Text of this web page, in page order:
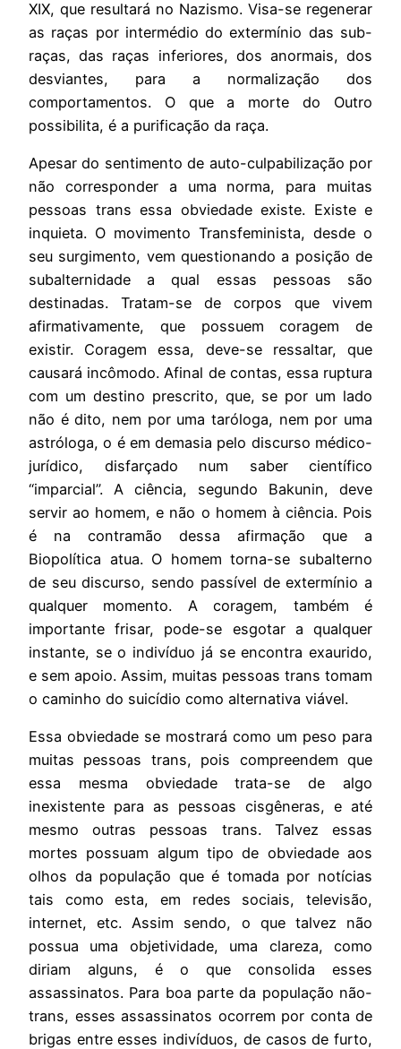
XIX, que resultará no Nazismo. Visa-se regenerar
as raças por intermédio do extermínio das sub-
raças, das raças inferiores, dos anormais, dos
desviantes, para a normalização dos
comportamentos. O que a morte do Outro
possibilita, é a purificação da raça.
Apesar do sentimento de auto-culpabilização por
não corresponder a uma norma, para muitas
pessoas trans essa obviedade existe. Existe e
inquieta. O movimento Transfeminista, desde o
seu surgimento, vem questionando a posição de
subalternidade a qual essas pessoas são
destinadas. Tratam-se de corpos que vivem
afirmativamente, que possuem coragem de
existir. Coragem essa, deve-se ressaltar, que
causará incômodo. Afinal de contas, essa ruptura
com um destino prescrito, que, se por um lado
não é dito, nem por uma taróloga, nem por uma
astróloga, o é em demasia pelo discurso médico-
jurídico, disfarçado num saber científico
“imparcial”. A ciência, segundo Bakunin, deve
servir ao homem, e não o homem à ciência. Pois
é na contramão dessa afirmação que a
Biopolítica atua. O homem torna-se subalterno
de seu discurso, sendo passível de extermínio a
qualquer momento. A coragem, também é
importante frisar, pode-se esgotar a qualquer
instante, se o indivíduo já se encontra exaurido,
e sem apoio. Assim, muitas pessoas trans tomam
o caminho do suicídio como alternativa viável.
Essa obviedade se mostrará como um peso para
muitas pessoas trans, pois compreendem que
essa mesma obviedade trata-se de algo
inexistente para as pessoas cisgêneras, e até
mesmo outras pessoas trans. Talvez essas
mortes possuam algum tipo de obviedade aos
olhos da população que é tomada por notícias
tais como esta, em redes sociais, televisão,
internet, etc. Assim sendo, o que talvez não
possua uma objetividade, uma clareza, como
diriam alguns, é o que consolida esses
assassinatos. Para boa parte da população não-
trans, esses assassinatos ocorrem por conta de
brigas entre esses indivíduos, de casos de furto,